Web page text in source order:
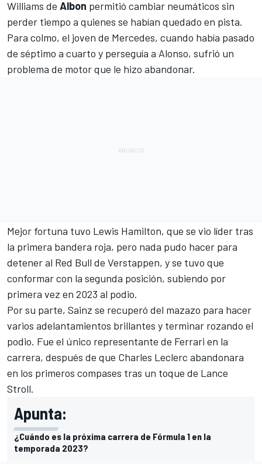
Williams de Albon permitió cambiar neumáticos sin
perder tiempo a quienes se habían quedado en pista.
Para colmo, el joven de Mercedes, cuando había pasado
de séptimo a cuarto y perseguía a Alonso, sufrió un
problema de motor que le hizo abandonar.
Mejor fortuna tuvo Lewis Hamilton, que se vio líder tras
la primera bandera roja, pero nada pudo hacer para
detener al Red Bull de Verstappen, y se tuvo que
conformar con la segunda posición, subiendo por
primera vez en 2023 al podio.
Por su parte, Sainz se recuperó del mazazo para hacer
varios adelantamientos brillantes y terminar rozando el
podio. Fue el único representante de Ferrari en la
carrera, después de que Charles Leclerc abandonara
en los primeros compases tras un toque de Lance
Stroll.
Apunta:
¿Cuándo es la próxima carrera de Fórmula 1 en la
temporada 2023?